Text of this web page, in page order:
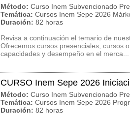
Método: Curso Inem Subvencionado
Temática: Cursos Inem Sepe 2026
Duración: 82 horas
Revisa a continuación el temario de
Ofrecemos cursos presenciales, cursos
capacidades y desempeño en el merca...
CURSO Inem Sepe 2026
Método: Curso Inem Subvencionado
Temática: Cursos Inem Sepe 2026
Duración: 82 horas